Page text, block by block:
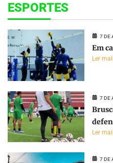
ESPORTES
7 DE
Em
Ler
7 DE
Ler
7 DE